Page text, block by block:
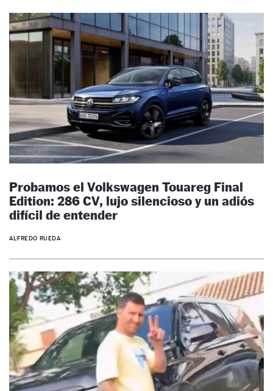
Probamos el Volkswagen Touareg Final
Edition: 286 CV, lujo silencioso y un adiós
difícil de entender
ALFREDO RUEDA